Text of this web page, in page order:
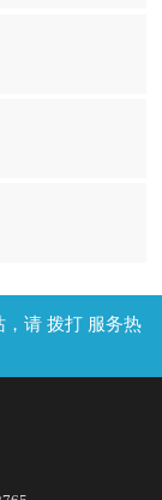
拨打 服务热